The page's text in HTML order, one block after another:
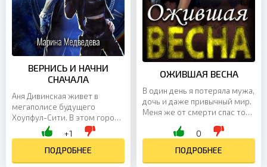
ВЕРНИСЬ И НАЧНИ
СНАЧАЛА
Аня Дивинская живет в
мегаполисе будущего
Хоупфул-Сити. В этом городе
все счастливы, а негативные
воспоминания стирают. Сын
Ани трагически погиб, и...
+1
ПОДРОБНЕЕ
ОЖИВШАЯ ВЕСНА
В один день я потеряла мужа,
дочь и даже привычный мир.
Меня же от смерти спас тот,
способен выжить в новой
0
ПОДРОБНЕЕ